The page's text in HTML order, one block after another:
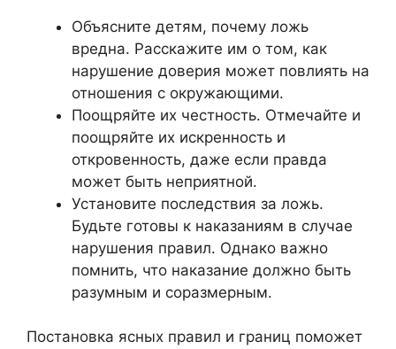
Объясните детям, почему ложь
вредна. Расскажите им о том, как
нарушение доверия может повлиять на
отношения с окружающими.
Поощряйте их честность. Отмечайте и
поощряйте их искренность и
откровенность, даже если правда
может быть неприятной.
Установите последствия за ложь.
Будьте готовы к наказаниям в случае
нарушения правил. Однако важно
помнить, что наказание должно быть
разумным и соразмерным.
Постановка ясных правил и границ поможет